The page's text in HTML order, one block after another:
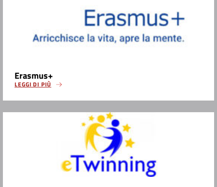
Erasmus+
LEGGI DI PIÙ